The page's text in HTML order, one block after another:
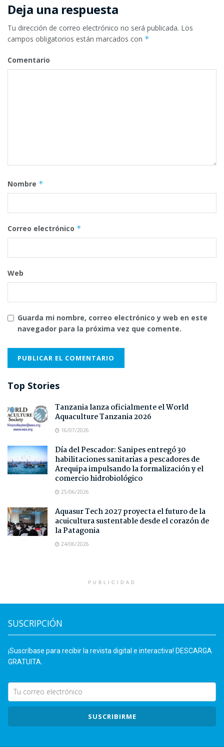
Deja una respuesta
Tu dirección de correo electrónico no será publicada. Los
campos obligatorios están marcados con *
Comentario
Nombre *
Correo electrónico *
Web
Guarda mi nombre, correo electrónico y web en este
navegador para la próxima vez que comente.
Top Stories
Tanzania lanza oficialmente el World
Aquaculture Tanzania 2026
16/07/2026
Día del Pescador: Sanipes entregó 30
habilitaciones sanitarias a pescadores de
Arequipa impulsando la formalización y el
comercio hidrobiológico
25/06/2026
Aquasur Tech 2027 proyecta el futuro de la
acuicultura sustentable desde el corazón de
la Patagonia
24/06/2026
PUBLICIDAD
SUSCRIPCIÓN
¡Suscríbase para recibir la revista digital e interactiva! DESCARGA
GRATUITA.
SUSCRIBIRME